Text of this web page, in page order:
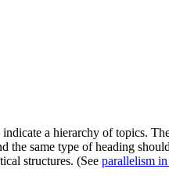
a hierarchy of topics.
the same type of heading
structures. (See parallelism